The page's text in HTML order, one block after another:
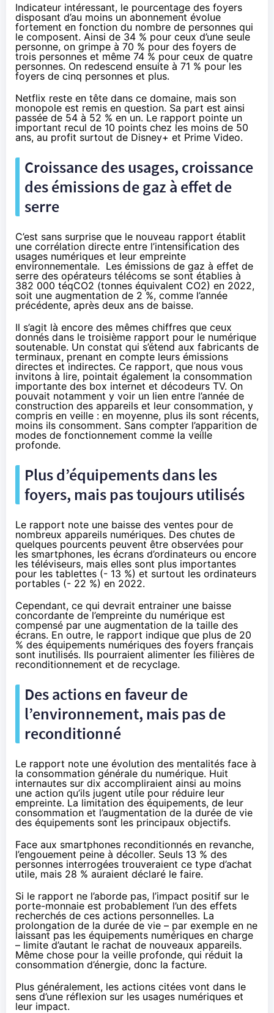
Indicateur intéressant, le pourcentage des foyers
disposant d’au moins un abonnement évolue
fortement en fonction du nombre de personnes qui
le composent. Ainsi de 34 % pour ceux d’une seule
personne, on grimpe à 70 % pour des foyers de
trois personnes et même 74 % pour ceux de quatre
personnes. On redescend ensuite à 71 % pour les
foyers de cinq personnes et plus.
Netflix reste en tête dans ce domaine, mais son
monopole est remis en question. Sa part est ainsi
passée de 54 à 52 % en un. Le rapport pointe un
important recul de 10 points chez les moins de 50
ans, au profit surtout de Disney+ et Prime Video.
Croissance des usages, croissance
des émissions de gaz à effet de
serre
C’est sans surprise que le nouveau rapport établit
une corrélation directe entre l’intensification des
usages numériques et leur empreinte
environnementale. Les émissions de gaz à effet de
serre des opérateurs télécoms se sont établies à
382 000 téqCO2 (tonnes équivalent CO2) en 2022,
soit une augmentation de 2 %, comme l’année
précédente, après deux ans de baisse.
Il s’agit là encore des mêmes chiffres que ceux
donnés dans le troisième rapport pour le numérique
soutenable. Un constat qui s’étend aux fabricants de
terminaux, prenant en compte leurs émissions
directes et indirectes. Ce rapport, que nous vous
invitons à lire, pointait également la consommation
importante des box internet et décodeurs TV. On
pouvait notamment y voir un lien entre l’année de
construction des appareils et leur consommation, y
compris en veille : en moyenne, plus ils sont récents,
moins ils consomment. Sans compter l’apparition de
modes de fonctionnement comme la veille
profonde.
Plus d’équipements dans les
foyers, mais pas toujours utilisés
Le rapport note une baisse des ventes pour de
nombreux appareils numériques. Des chutes de
quelques pourcents peuvent être observées pour
les smartphones, les écrans d’ordinateurs ou encore
les téléviseurs, mais elles sont plus importantes
pour les tablettes (- 13 %) et surtout les ordinateurs
portables (- 22 %) en 2022.
Cependant, ce qui devrait entrainer une baisse
concordante de l’empreinte du numérique est
compensé par une augmentation de la taille des
écrans. En outre, le rapport indique que plus de 20
% des équipements numériques des foyers français
sont inutilisés. Ils pourraient alimenter les filières de
reconditionnement et de recyclage.
Des actions en faveur de
l’environnement, mais pas de
reconditionné
Le rapport note une évolution des mentalités face à
la consommation générale du numérique. Huit
internautes sur dix accompliraient ainsi au moins
une action qu’ils jugent utile pour réduire leur
empreinte. La limitation des équipements, de leur
consommation et l’augmentation de la durée de vie
des équipements sont les principaux objectifs.
Face aux smartphones reconditionnés en revanche,
l’engouement peine à décoller. Seuls 13 % des
personnes interrogées trouveraient ce type d’achat
utile, mais 28 % auraient déclaré le faire.
Si le rapport ne l’aborde pas, l’impact positif sur le
porte-monnaie est probablement l’un des effets
recherchés de ces actions personnelles. La
prolongation de la durée de vie – par exemple en ne
laissant pas les équipements numériques en charge
– limite d’autant le rachat de nouveaux appareils.
Même chose pour la veille profonde, qui réduit la
consommation d’énergie, donc la facture.
Plus généralement, les actions citées vont dans le
sens d’une réflexion sur les usages numériques et
leur impact.